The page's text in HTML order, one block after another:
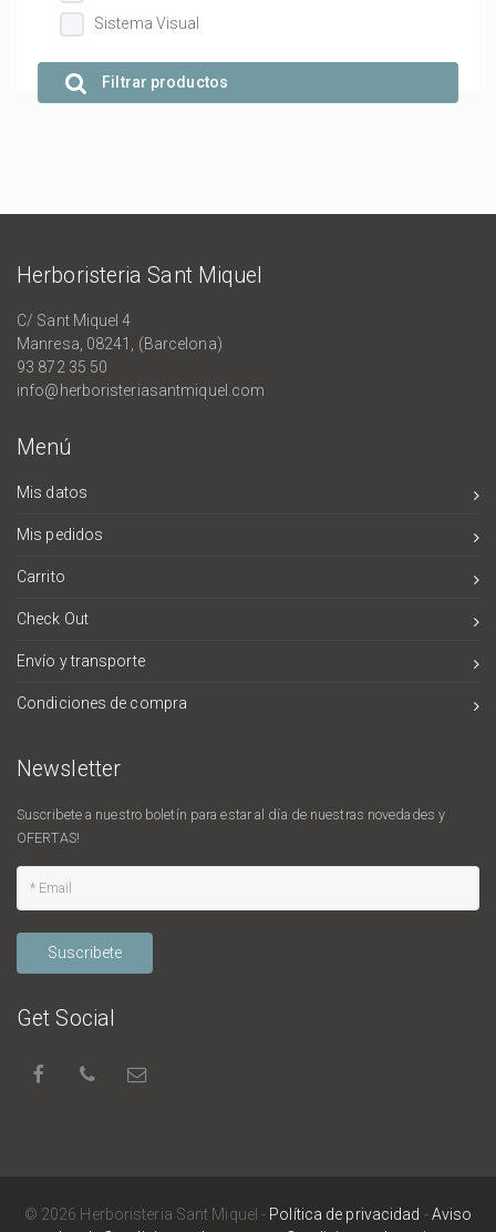
Sistema Visual
Filtrar productos
Herboristeria Sant Miquel
C/ Sant Miquel 4
Manresa, 08241, (Barcelona)
93 872 35 50
info@herboristeriasantmiquel.com
Menú
Mis datos
Mis pedidos
Carrito
Check Out
Envío y transporte
Condiciones de compra
Newsletter
Suscribete a nuestro boletín para estar al día de nuestras novedades y
OFERTAS!
Suscribete
Get Social
© 2026 Herboristeria Sant Miquel - Política de privacidad -Aviso